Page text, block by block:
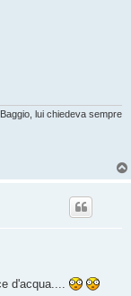
lui chiedeva sempre
d'acqua....